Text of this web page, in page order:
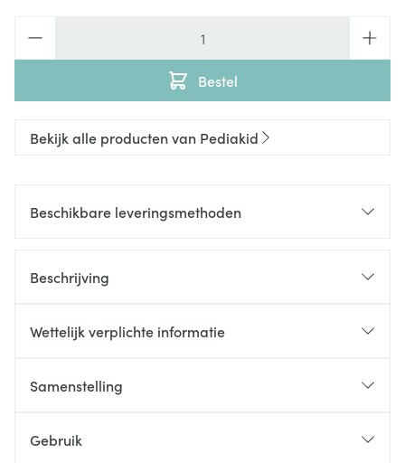
Bestel
Bekijk alle producten van Pediakid
Beschikbare leveringsmethoden
Beschrijving
Wettelijk verplichte informatie
Samenstelling
Gebruik